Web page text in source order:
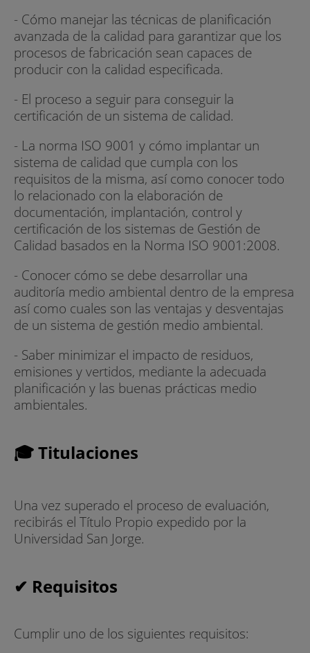
- Cómo manejar las técnicas de planificación
avanzada de la calidad para garantizar que los
procesos de fabricación sean capaces de
producir con la calidad especificada.
- El proceso a seguir para conseguir la
certificación de un sistema de calidad.
- La norma ISO 9001 y cómo implantar un
sistema de calidad que cumpla con los
requisitos de la misma, así como conocer todo
lo relacionado con la elaboración de
documentación, implantación, control y
certificación de los sistemas de Gestión de
Calidad basados en la Norma ISO 9001:2008.
- Conocer cómo se debe desarrollar una
auditoría medio ambiental dentro de la empresa
así como cuales son las ventajas y desventajas
de un sistema de gestión medio ambiental.
- Saber minimizar el impacto de residuos,
emisiones y vertidos, mediante la adecuada
planificación y las buenas prácticas medio
ambientales.
🎓 Titulaciones
Una vez superado el proceso de evaluación,
recibirás el Título Propio expedido por la
Universidad San Jorge.
✔ Requisitos
Cumplir uno de los siguientes requisitos: